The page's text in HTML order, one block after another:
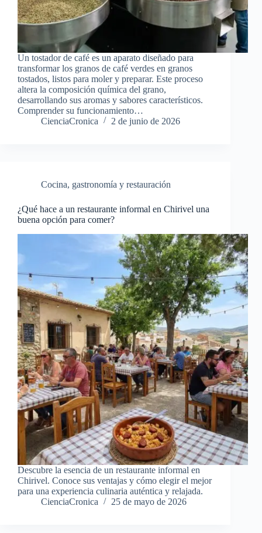
Un tostador de café es un aparato diseñado para
transformar los granos de café verdes en granos
tostados, listos para moler y preparar. Este proceso
altera la composición química del grano,
desarrollando sus aromas y sabores característicos.
Comprender su funcionamiento…
CienciaCronica
2 de junio de 2026
Cocina, gastronomía y restauración
¿Qué hace a un restaurante informal en Chirivel una
buena opción para comer?
Descubre la esencia de un restaurante informal en
Chirivel. Conoce sus ventajas y cómo elegir el mejor
para una experiencia culinaria auténtica y relajada.
CienciaCronica
25 de mayo de 2026